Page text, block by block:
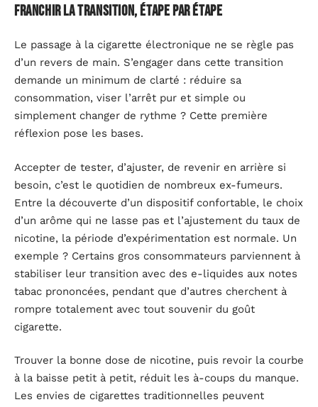
Franchir la transition, étape par étape
Le passage à la cigarette électronique ne se règle pas
d’un revers de main. S’engager dans cette transition
demande un minimum de clarté : réduire sa
consommation, viser l’arrêt pur et simple ou
simplement changer de rythme ? Cette première
réflexion pose les bases.
Accepter de tester, d’ajuster, de revenir en arrière si
besoin, c’est le quotidien de nombreux ex-fumeurs.
Entre la découverte d’un dispositif confortable, le choix
d’un arôme qui ne lasse pas et l’ajustement du taux de
nicotine, la période d’expérimentation est normale. Un
exemple ? Certains gros consommateurs parviennent à
stabiliser leur transition avec des e-liquides aux notes
tabac prononcées, pendant que d’autres cherchent à
rompre totalement avec tout souvenir du goût
cigarette.
Trouver la bonne dose de nicotine, puis revoir la courbe
à la baisse petit à petit, réduit les à-coups du manque.
Les envies de cigarettes traditionnelles peuvent